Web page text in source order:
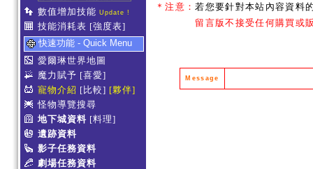
數值增加技能 Update !
技能消耗表 [強度表]
快速功能 - Quick Menu
愛爾琳世界地圖
魔力賦予 [喜愛]
寵物介紹 [比較] [夥伴]
怪物導覽搜尋
地下城資料 [料理]
遺跡資料
影子任務資料
劇場任務資料
＊注意：若您要針對本站內容資料
留言版不接受任何購買或販
Message